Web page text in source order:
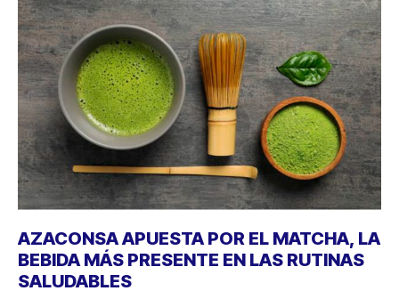
AZACONSA APUESTA POR EL MATCHA, LA
BEBIDA MÁS PRESENTE EN LAS RUTINAS
SALUDABLES